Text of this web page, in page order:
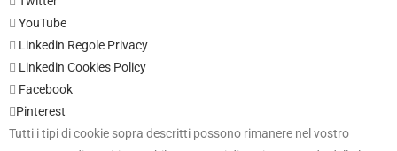
 YouTube
 Linkedin Regole Privacy
 Linkedin Cookies Policy
 Facebook
Pinterest
Tutti i tipi di cookie sopra descritti possono rimanere nel vostro